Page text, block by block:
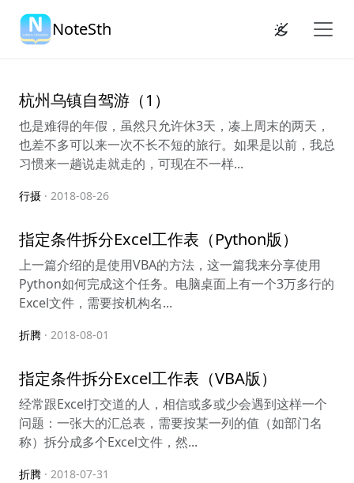
NoteSth
杭州乌镇自驾游（1）
也是难得的年假，虽然只允许休3天，凑上周末的两天，
也差不多可以来一次不长不短的旅行。如果是以前，我总
习惯来一趟说走就走的，可现在不一样...
行摄 · 2018-08-26
指定条件拆分Excel工作表（Python版）
上一篇介绍的是使用VBA的方法，这一篇我来分享使用
Python如何完成这个任务。电脑桌面上有一个3万多行的
Excel文件，需要按机构名...
折腾 · 2018-08-01
指定条件拆分Excel工作表（VBA版）
经常跟Excel打交道的人，相信或多或少会遇到这样一个
问题：一张大的汇总表，需要按某一列的值（如部门名
称）拆分成多个Excel文件，然...
折腾 · 2018-07-31